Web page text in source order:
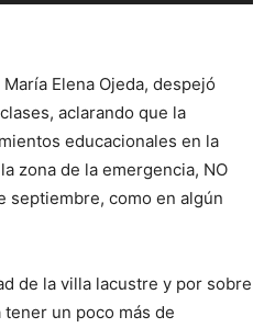
Elena Ojeda, despejó
aclarando que la
educacionales en la
zona de la emergencia, NO
septiembre, como en algún
de la villa lacustre y por sobre
un poco más de